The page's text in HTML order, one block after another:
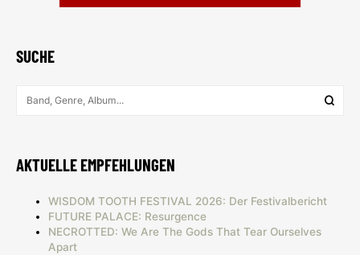
SUCHE
AKTUELLE EMPFEHLUNGEN
WISDOM TOOTH FESTIVAL 2026: Der Festivalbericht
FUTURE PALACE: Resurgence
NECROTTED: We Are The Gods That Tear Ourselves
Apart